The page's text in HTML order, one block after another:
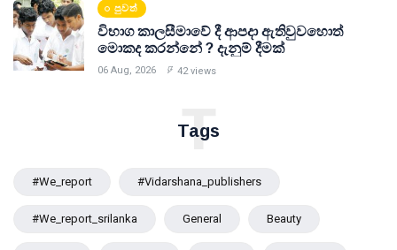
පුවත්
විභාග කාලසීමාවේ දී ආපදා ඇතිවුවහොත්
මොකද කරන්නේ ? දැනුම් දීමක්
06 Aug, 2026 42 views
Tags
T
#we_report #vidarshana_publishers
#we_report_srilanka General Beauty